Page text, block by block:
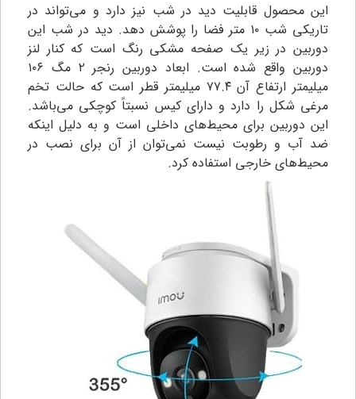
این محصول قابلیت دید در شب نیز دارد و می‌تواند در
تاریکی شب ۱۰ متر فضا را پوشش دهد. دید در شب این
دوربین در زیر یک صفحه مشکی رنگ است که کنار لنز
دوربین واقع شده است. ابعاد دوربین رنجر ۲ مگ ۱۰۶
میلیمتر ارتفاع آن ۷۷.۴ میلیمتر قطر است که حالت تخم
مرغی شکل را دارد و دارای کیس نسبتاً کوچکی می‌باشد.
این دوربین برای محیط‌های داخلی است و به دلیل اینکه
ضد آب و رطوبت نیست نمی‌توان از آن برای نصب در
محیط‌های خارجی استفاده کرد.